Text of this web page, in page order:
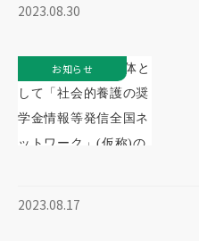
2023.08.30
2023.08.17
お知らせ